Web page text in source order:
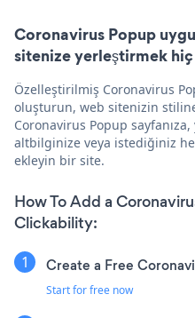
Coronavirus Popup
sitenize yerleştirmek hiç
Özelleştirilmiş Coronavirus
oluşturun, web sitenizin
Coronavirus Popup
altbilginize veya istediğiniz
ekleyin bir site.
How To Add a
Clickability:
Create a Free
Start for free now